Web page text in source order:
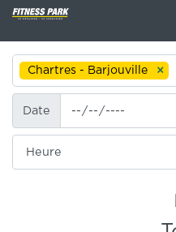
Chartres - Barjouville
Date